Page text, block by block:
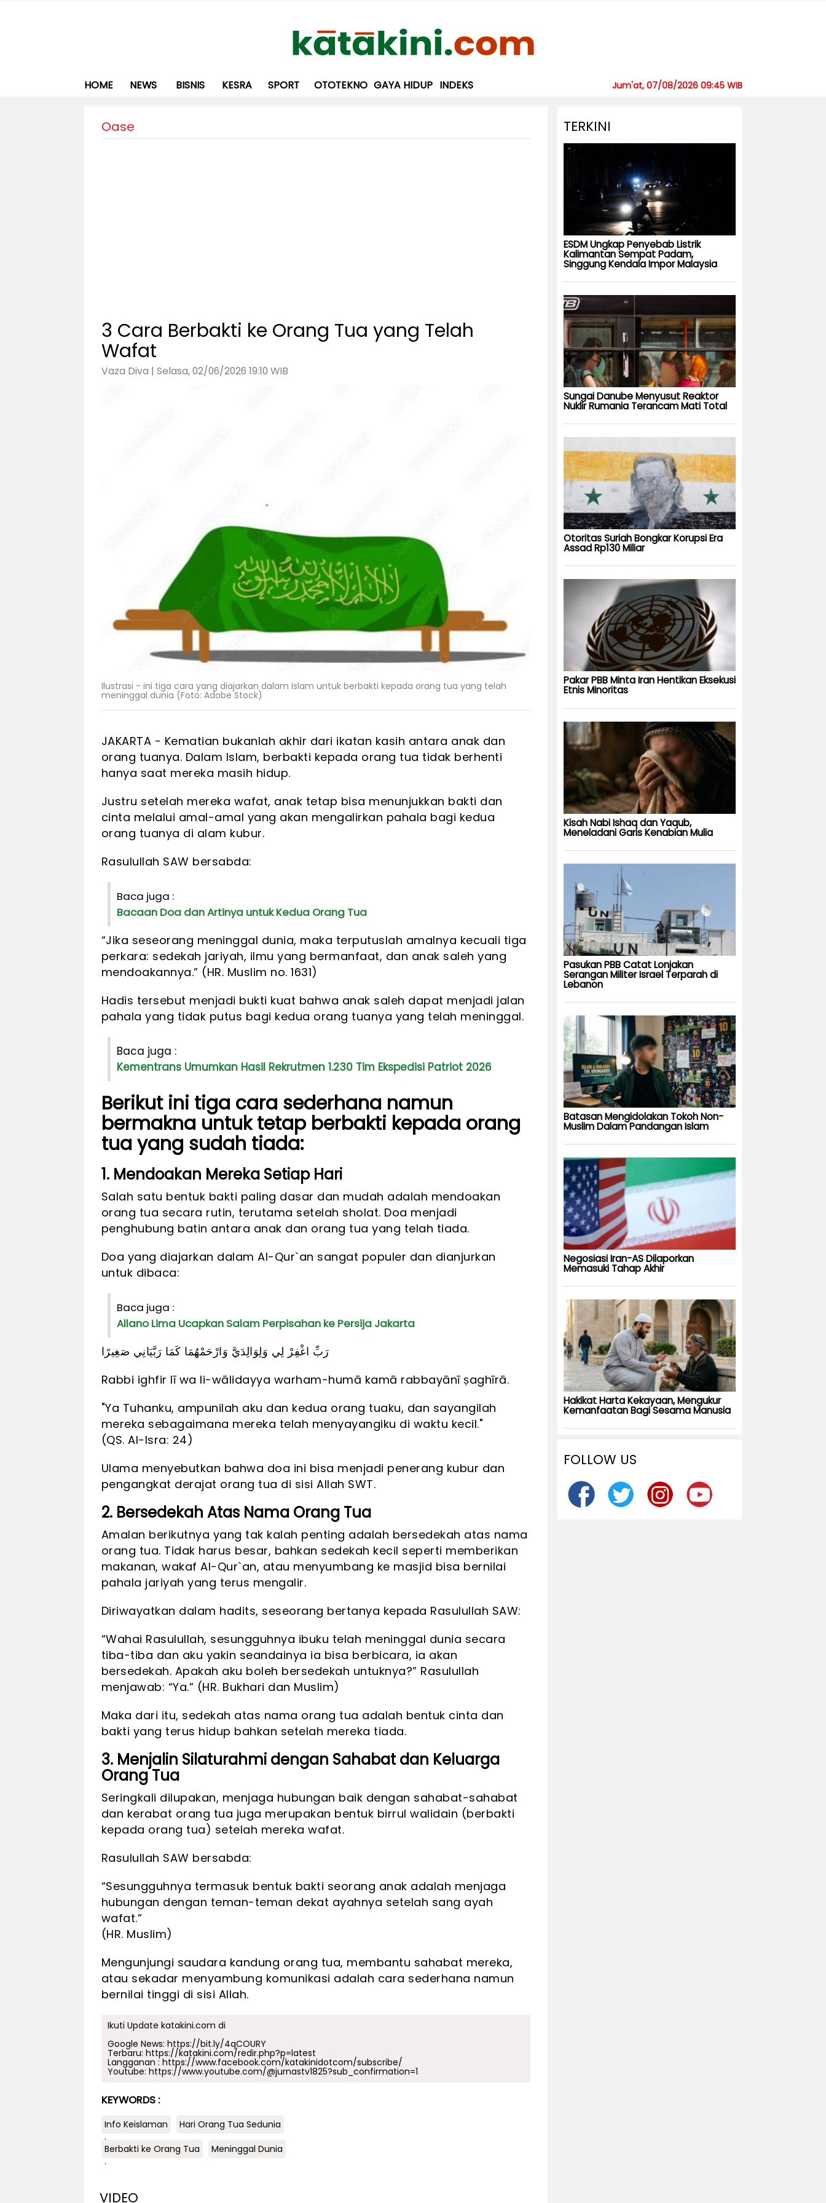
HOME NEWS BISNIS KESRA SPORT OTOTEKNO GAYA HIDUP INDEKS Jum'at, 07/08/2026 09:45 WIB
Oase
3 Cara Berbakti ke Orang Tua yang Telah
Wafat
Vaza Diva | Selasa, 02/06/2026 19:10 WIB
Ilustrasi - ini tiga cara yang diajarkan dalam Islam untuk berbakti kepada orang tua yang telah
meninggal dunia (Foto: Adobe Stock)
JAKARTA - Kematian bukanlah akhir dari ikatan kasih antara anak dan
orang tuanya. Dalam Islam, berbakti kepada orang tua tidak berhenti
hanya saat mereka masih hidup.
Justru setelah mereka wafat, anak tetap bisa menunjukkan bakti dan
cinta melalui amal-amal yang akan mengalirkan pahala bagi kedua
orang tuanya di alam kubur.
Rasulullah SAW bersabda:
Baca juga :
Bacaan Doa dan Artinya untuk Kedua Orang Tua
“Jika seseorang meninggal dunia, maka terputuslah amalnya kecuali tiga
perkara: sedekah jariyah, ilmu yang bermanfaat, dan anak saleh yang
mendoakannya.” (HR. Muslim no. 1631)
Hadis tersebut menjadi bukti kuat bahwa anak saleh dapat menjadi jalan
pahala yang tidak putus bagi kedua orang tuanya yang telah meninggal.
Baca juga :
Kementrans Umumkan Hasil Rekrutmen 1.230 Tim Ekspedisi Patriot 2026
Berikut ini tiga cara sederhana namun
bermakna untuk tetap berbakti kepada orang
tua yang sudah tiada:
1. Mendoakan Mereka Setiap Hari
Salah satu bentuk bakti paling dasar dan mudah adalah mendoakan
orang tua secara rutin, terutama setelah sholat. Doa menjadi
penghubung batin antara anak dan orang tua yang telah tiada.
Doa yang diajarkan dalam Al-Qur`an sangat populer dan dianjurkan
untuk dibaca:
Baca juga :
Allano Lima Ucapkan Salam Perpisahan ke Persija Jakarta
رَبِّ اغْفِرْ لِي وَلِوَالِدَيَّ وَارْحَمْهُمَا كَمَا رَبَّيَانِي صَغِيرًا
Rabbi ighfir lī wa li-wālidayya warham-humā kamā rabbayānī ṣaghīrā.
"Ya Tuhanku, ampunilah aku dan kedua orang tuaku, dan sayangilah
mereka sebagaimana mereka telah menyayangiku di waktu kecil."
(QS. Al-Isra: 24)
Ulama menyebutkan bahwa doa ini bisa menjadi penerang kubur dan
pengangkat derajat orang tua di sisi Allah SWT.
2. Bersedekah Atas Nama Orang Tua
Amalan berikutnya yang tak kalah penting adalah bersedekah atas nama
orang tua. Tidak harus besar, bahkan sedekah kecil seperti memberikan
makanan, wakaf Al-Qur`an, atau menyumbang ke masjid bisa bernilai
pahala jariyah yang terus mengalir.
Diriwayatkan dalam hadits, seseorang bertanya kepada Rasulullah SAW:
“Wahai Rasulullah, sesungguhnya ibuku telah meninggal dunia secara
tiba-tiba dan aku yakin seandainya ia bisa berbicara, ia akan
bersedekah. Apakah aku boleh bersedekah untuknya?” Rasulullah
menjawab: “Ya.” (HR. Bukhari dan Muslim)
Maka dari itu, sedekah atas nama orang tua adalah bentuk cinta dan
bakti yang terus hidup bahkan setelah mereka tiada.
3. Menjalin Silaturahmi dengan Sahabat dan Keluarga
Orang Tua
Seringkali dilupakan, menjaga hubungan baik dengan sahabat-sahabat
dan kerabat orang tua juga merupakan bentuk birrul walidain (berbakti
kepada orang tua) setelah mereka wafat.
Rasulullah SAW bersabda:
“Sesungguhnya termasuk bentuk bakti seorang anak adalah menjaga
hubungan dengan teman-teman dekat ayahnya setelah sang ayah
wafat.”
(HR. Muslim)
Mengunjungi saudara kandung orang tua, membantu sahabat mereka,
atau sekadar menyambung komunikasi adalah cara sederhana namun
bernilai tinggi di sisi Allah.
Ikuti Update katakini.com di
Google News: https://bit.ly/4qCOURY
Terbaru: https://katakini.com/redir.php?p=latest
Langganan : https://www.facebook.com/katakinidotcom/subscribe/
Youtube: https://www.youtube.com/@jurnastv1825?sub_confirmation=1
KEYWORDS :
Info Keislaman
Hari Orang Tua Sedunia
.
Berbakti ke Orang Tua
Meninggal Dunia
.
VIDEO
TERKINI
ESDM Ungkap Penyebab Listrik
Kalimantan Sempat Padam,
Singgung Kendala Impor Malaysia
Sungai Danube Menyusut Reaktor
Nuklir Rumania Terancam Mati Total
Otoritas Suriah Bongkar Korupsi Era
Assad Rp130 Miliar
Pakar PBB Minta Iran Hentikan Eksekusi
Etnis Minoritas
Kisah Nabi Ishaq dan Yaqub,
Meneladani Garis Kenabian Mulia
Pasukan PBB Catat Lonjakan
Serangan Militer Israel Terparah di
Lebanon
Batasan Mengidolakan Tokoh Non-
Muslim Dalam Pandangan Islam
Negosiasi Iran-AS Dilaporkan
Memasuki Tahap Akhir
Hakikat Harta Kekayaan, Mengukur
Kemanfaatan Bagi Sesama Manusia
FOLLOW US